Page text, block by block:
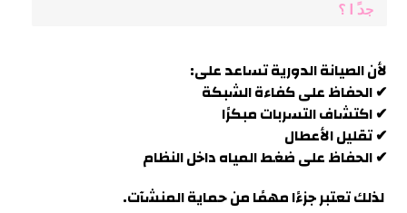
جدًا؟
لأن الصيانة الدورية تساعد على:
✔ الحفاظ على كفاءة الشبكة
✔ اكتشاف التسربات مبكرًا
✔ تقليل الأعطال
✔ الحفاظ على ضغط المياه داخل النظام
لذلك تعتبر جزءًا مهمًا من حماية المنشآت.